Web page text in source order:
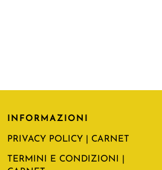
INFORMAZIONI
PRIVACY POLICY | CARNET
TERMINI E CONDIZIONI |